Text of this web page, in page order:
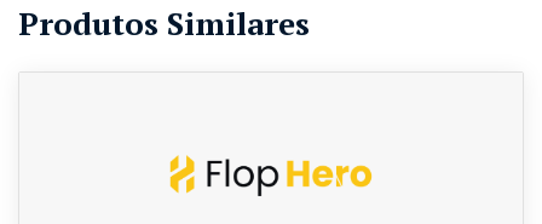
Produtos Similares